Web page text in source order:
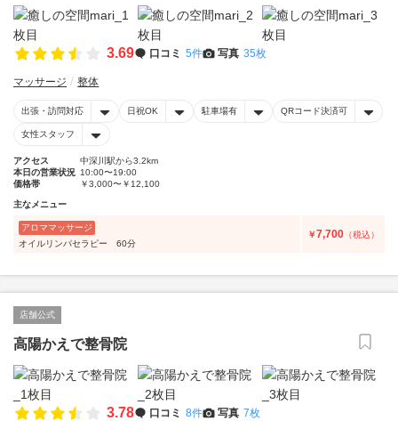
3.69 口コミ 5件 写真 35枚
マッサージ 整体
出張・訪問対応 日祝OK 駐車場有 QRコード決済可
女性スタッフ
アクセス
中深川駅から3.2km
本日の営業状況 10:00〜19:00
価格帯
￥3,000〜￥12,100
主なメニュー
アロママッサージ
オイルリンパセラピー 60分
￥7,700 （税込）
店舗公式
高陽かえで整骨院
3.78 口コミ 8件 写真 7枚